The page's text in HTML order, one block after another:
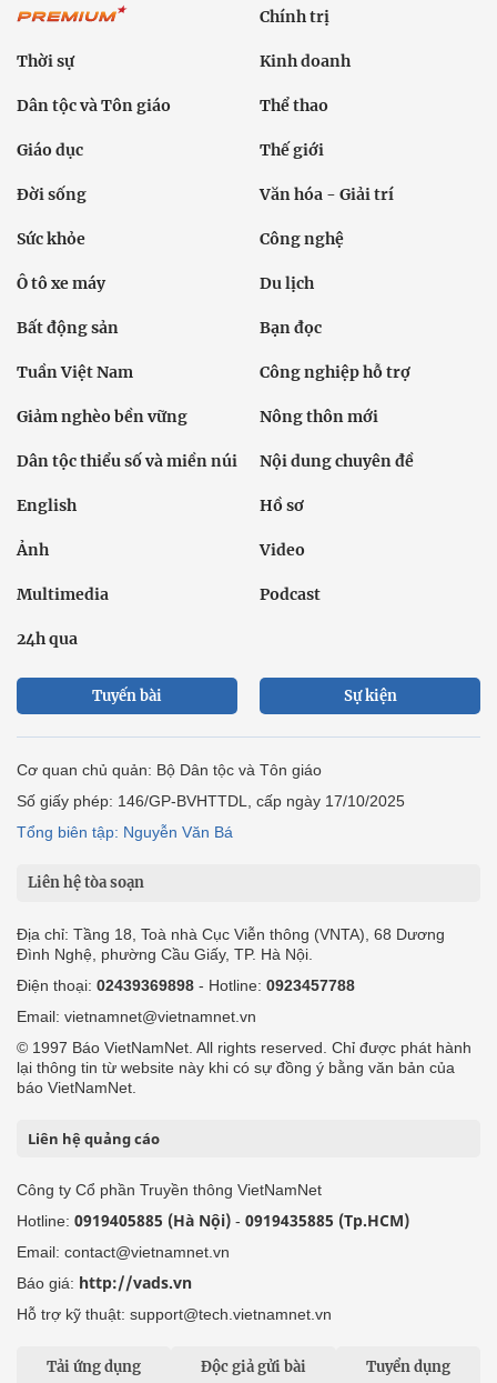
Chính trị
Thời sự Kinh doanh
Dân tộc và Tôn giáo Thể thao
Giáo dục Thế giới
Đời sống Văn hóa - Giải trí
Sức khỏe Công nghệ
Ô tô xe máy Du lịch
Bất động sản Bạn đọc
Tuần Việt Nam Công nghiệp hỗ trợ
Giảm nghèo bền vững Nông thôn mới
Dân tộc thiểu số và miền núi Nội dung chuyên đề
English Hồ sơ
Ảnh Video
Multimedia Podcast
24h qua
Tuyến bài Sự kiện
Cơ quan chủ quản: Bộ Dân tộc và Tôn giáo
Số giấy phép: 146/GP-BVHTTDL, cấp ngày 17/10/2025
Tổng biên tập: Nguyễn Văn Bá
Liên hệ tòa soạn
Địa chỉ: Tầng 18, Toà nhà Cục Viễn thông (VNTA), 68 Dương
Đình Nghệ, phường Cầu Giấy, TP. Hà Nội.
Điện thoại: 02439369898 - Hotline: 0923457788
Email: vietnamnet@vietnamnet.vn
© 1997 Báo VietNamNet. All rights reserved. Chỉ được phát hành
lại thông tin từ website này khi có sự đồng ý bằng văn bản của
báo VietNamNet.
Liên hệ quảng cáo
Công ty Cổ phần Truyền thông VietNamNet
Hotline: 0919405885 (Hà Nội) - 0919435885 (Tp.HCM)
Email: contact@vietnamnet.vn
Báo giá: http://vads.vn
Hỗ trợ kỹ thuật: support@tech.vietnamnet.vn
Tải ứng dụng Độc giả gửi bài Tuyển dụng